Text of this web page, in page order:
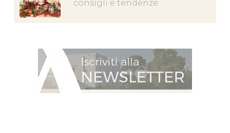
consigli e tendenze